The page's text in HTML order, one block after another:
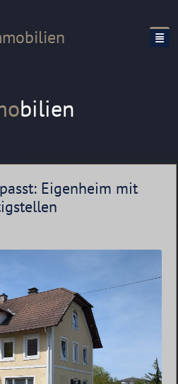
bilien
Eigenheim mit